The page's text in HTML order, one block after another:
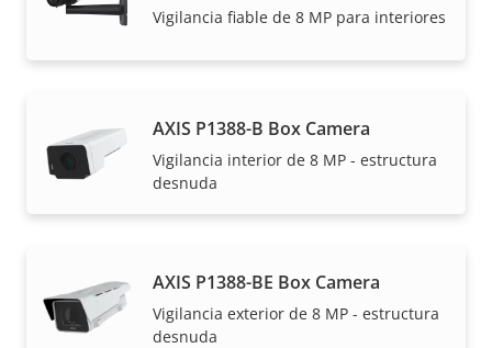
Vigilancia fiable de 8 MP para interiores
AXIS P1388-B Box Camera
Vigilancia interior de 8 MP - estructura
desnuda
AXIS P1388-BE Box Camera
Vigilancia exterior de 8 MP - estructura
desnuda